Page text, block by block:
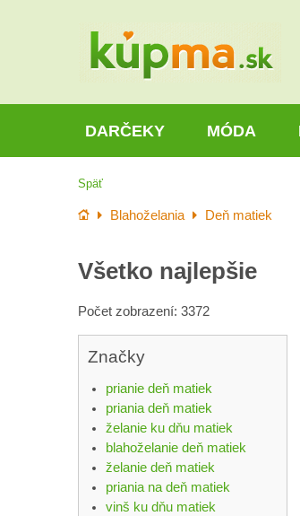
DARČEKY MÓDA
Späť
Úvod Blahoželania
Deň matiek
Všetko najlepšie
Počet zobrazení: 3372
Značky
prianie deň matiek
priania deň matiek
želanie ku dňu matiek
blahoželanie deň matiek
želanie deň matiek
priania na deň matiek
vinš ku dňu matiek